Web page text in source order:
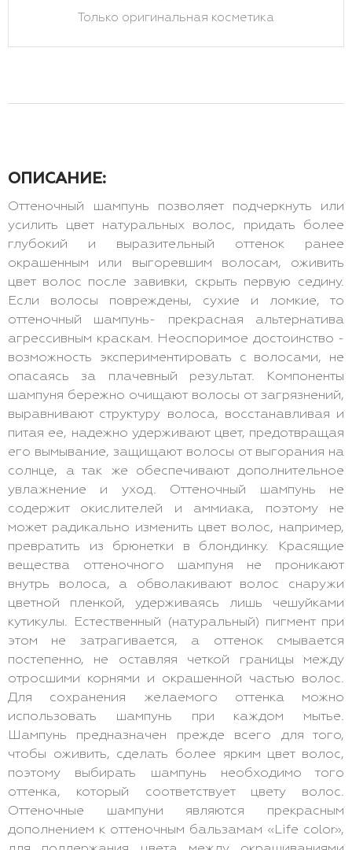
Только оригинальная косметика
ОПИСАНИЕ:
Оттеночный шампунь позволяет подчеркнуть или
усилить цвет натуральных волос, придать более
глубокий и выразительный оттенок ранее
окрашенным или выгоревшим волосам, оживить
цвет волос после завивки, скрыть первую седину.
Если волосы повреждены, сухие и ломкие, то
оттеночный шампунь- прекрасная альтернатива
агрессивным краскам. Неоспоримое достоинство -
возможность экспериментировать с волосами, не
опасаясь за плачевный результат. Компоненты
шампуня бережно очищают волосы от загрязнений,
выравнивают структуру волоса, восстанавливая и
питая ее, надежно удерживают цвет, предотвращая
его вымывание, защищают волосы от выгорания на
солнце, а так же обеспечивают дополнительное
увлажнение и уход. Оттеночный шампунь не
содержит окислителей и аммиака, поэтому не
может радикально изменить цвет волос, например,
превратить из брюнетки в блондинку. Красящие
вещества оттеночного шампуня не проникают
внутрь волоса, а обволакивают волос снаружи
цветной пленкой, удерживаясь лишь чешуйками
кутикулы. Естественный (натуральный) пигмент при
этом не затрагивается, а оттенок смывается
постепенно, не оставляя четкой границы между
отросшими корнями и окрашенной частью волос.
Для сохранения желаемого оттенка можно
использовать шампунь при каждом мытье.
Шампунь предназначен прежде всего для того,
чтобы оживить, сделать более ярким цвет волос,
поэтому выбирать шампунь необходимо того
оттенка, который соответствует цвету волос.
Оттеночные шампуни являются прекрасным
дополнением к оттеночным бальзамам «Life color»,